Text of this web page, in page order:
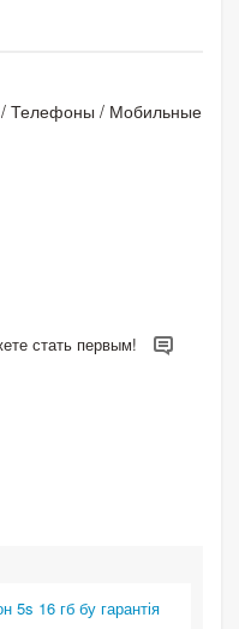
/ Телефоны / Мобильные
стать первым!